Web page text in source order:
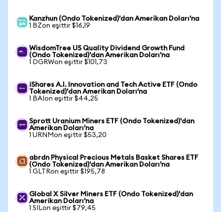
Kanzhun (Ondo Tokenized)'dan Amerikan Doları'na
1 BZon eşittir $16,19
WisdomTree US Quality Dividend Growth Fund
(Ondo Tokenized)'dan Amerikan Doları'na
1 DGRWon eşittir $101,73
iShares A.I. Innovation and Tech Active ETF (Ondo
Tokenized)'dan Amerikan Doları'na
1 BAIon eşittir $44,25
Sprott Uranium Miners ETF (Ondo Tokenized)'dan
Amerikan Doları'na
1 URNMon eşittir $53,20
abrdn Physical Precious Metals Basket Shares ETF
(Ondo Tokenized)'dan Amerikan Doları'na
1 GLTRon eşittir $195,78
Global X Silver Miners ETF (Ondo Tokenized)'dan
Amerikan Doları'na
1 SILon eşittir $79,45